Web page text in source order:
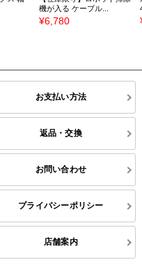
機が入る ケーブル...
¥6,780
お支払い方法
返品・交換
お問い合わせ
プライバシーポリシー
店舗案内